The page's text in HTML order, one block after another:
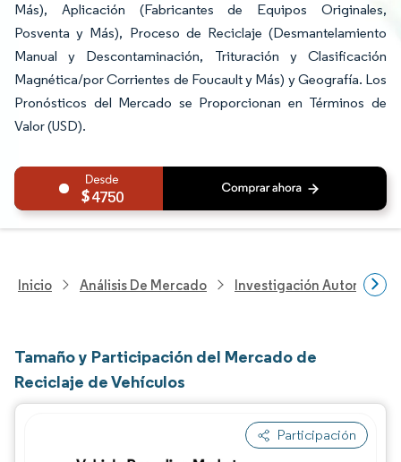
Más), Aplicación (Fabricantes de Equipos Originales,
Posventa y Más), Proceso de Reciclaje (Desmantelamiento
Manual y Descontaminación, Trituración y Clasificación
Magnética/por Corrientes de Foucault y Más) y Geografía. Los
Pronósticos del Mercado se Proporcionan en Términos de
Valor (USD).
4750
Inicio Análisis De Mercado Investigación Automotriz
Tamaño y Participación del Mercado de
Reciclaje de Vehículos
Participación